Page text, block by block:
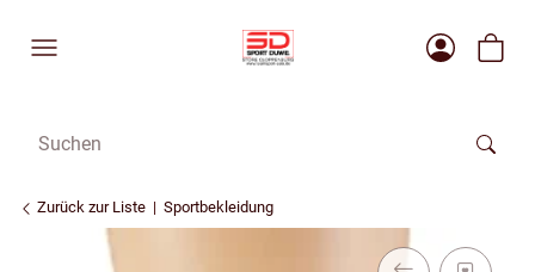
Zurück zur Liste Sportbekleidung